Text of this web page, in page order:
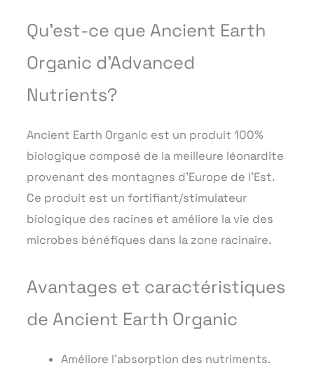
Qu’est-ce que Ancient Earth
Organic d’Advanced
Nutrients?
Ancient Earth Organic est un produit 100%
biologique composé de la meilleure léonardite
provenant des montagnes d’Europe de l’Est.
Ce produit est un fortifiant/stimulateur
biologique des racines et améliore la vie des
microbes bénéfiques dans la zone racinaire.
Avantages et caractéristiques
de Ancient Earth Organic
Améliore l’absorption des nutriments.